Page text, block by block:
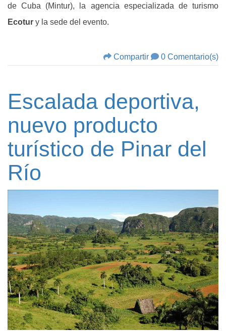
de Cuba (Mintur), la agencia especializada de turismo
Ecotur y la sede del evento.
Compartir 0 Comentario(s)
Escalada deportiva,
nuevo producto
turístico de Pinar del
Río